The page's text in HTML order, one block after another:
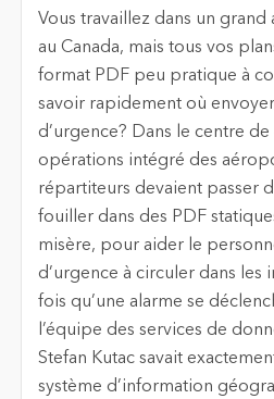
Vous travaillez dans un
au Canada, mais tous vos
format PDF peu pratique à
savoir rapidement où
d’urgence? Dans le centre
opérations intégré des
répartiteurs devaient passer
fouiller dans des PDF
misère, pour aider le
d’urgence à circuler dans les
fois qu’une alarme se
l’équipe des services de
Stefan Kutac savait
système d’information